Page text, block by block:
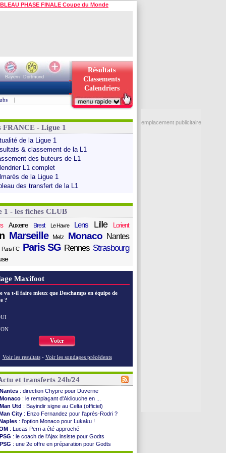
PHASE FINALE Coupe du Monde
Bayern
Dortmund
Résultats
Classements
Calendriers
|
FRANCE - Ligue 1
de la Ligue 1
& classement de la L1
des buteurs de L1
L1 complet
de la Ligue 1
des transfert de la L1
1 - les fiches CLUB
Auxerre Brest Le Havre Lens Lille Lorient
Marseille Metz Monaco Nantes
Paris FC Paris SG Rennes Strasbourg
Maxifoot
va t-il faire mieux que Deschamps en équipe de
?
Voter
Voir les resultats - Voir les sondages précédents
et transferts 24h/24
Nantes : direction Chypre pour Duverne
Monaco : le remplaçant d'Akliouche en ...
Man Utd : Bayindir signe au Celta (officiel)
City : Enzo Fernandez pour l'après-Rodri ?
: l'option Monaco pour Lukaku !
: Lucas Perri a été approché
PSG : le coach de l'Ajax insiste pour Godts
PSG : une 2e offre en préparation pour Godts
Francfort: Dina Ebimbe signe à Schalke (off.)
emplacement publicitaire